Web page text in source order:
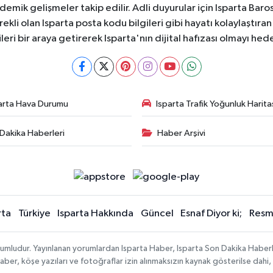
gelişmeler takip edilir. Adli duyurular için Isparta
olan Isparta posta kodu bilgileri gibi hayatı
bir araya getirerek Isparta'nın dijital hafızası olmayı
Hava Durumu Isparta Trafik Yoğunluk
Haberleri Haber Arşivi
Türkiye Isparta Hakkında Güncel Esnaf Diyor ki;
Yayınlanan yorumlardan Isparta Haber, Isparta Son Dakika
köşe yazıları ve fotoğraflar izin alınmaksızın kaynak gösterilse